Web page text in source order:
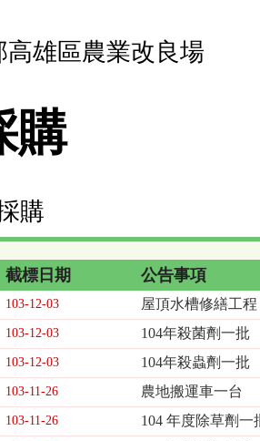
高雄區農業改良場
購
購
截標日期 公告事項
103-12-03 屋頂水槽修繕工程
103-12-03 104年殺菌劑一批
103-12-03 104年殺蟲劑一批
103-11-26 農地搬運車一台
103-11-26 104 年度除草劑一